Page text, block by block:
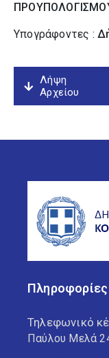
Υπογράφοντες :
Λήψη
Αρχείου
Πληροφορίες
Τηλεφωνικό
Παύλου Μελά